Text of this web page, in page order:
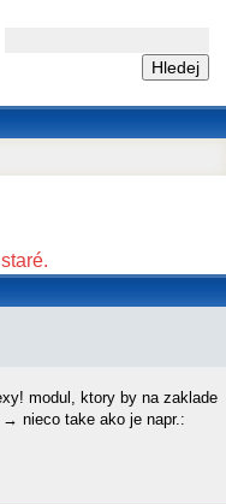
modul, ktory by na zaklade
→ nieco take ako je napr.: